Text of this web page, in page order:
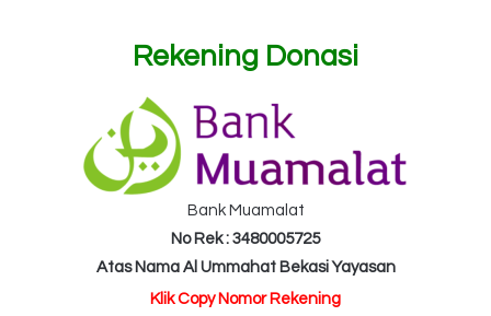
Rekening Donasi
Bank Muamalat
No Rek : 3480005725
Atas Nama Al Ummahat Bekasi Yayasan
Klik Copy Nomor Rekening